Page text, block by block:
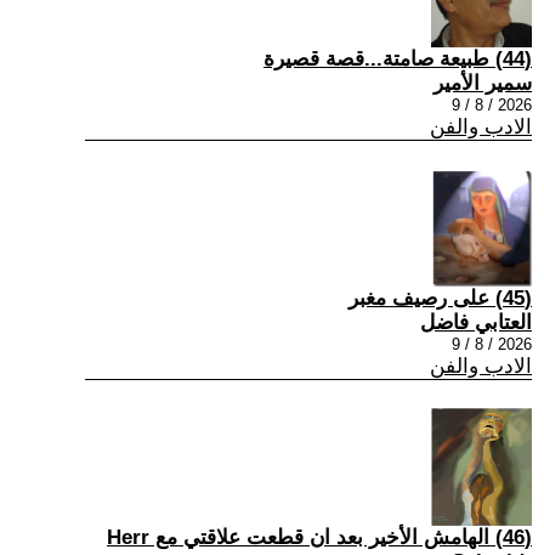
(44) طبيعة صامتة...قصة قصيرة
سمير الأمير
2026 / 8 / 9
الادب والفن
(45) على رصيف مغبر
العتابي فاضل
2026 / 8 / 9
الادب والفن
(46) الهامش الأخير بعد ان قطعت علاقتي مع Herr